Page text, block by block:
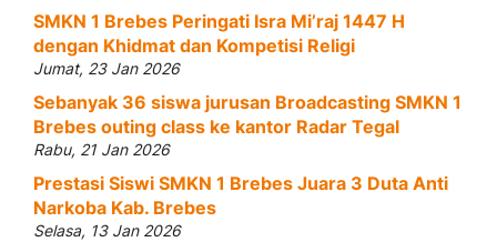
SMKN 1 Brebes Peringati Isra Mi’raj 1447 H
dengan Khidmat dan Kompetisi Religi
Jumat, 23 Jan 2026
Sebanyak 36 siswa jurusan Broadcasting SMKN 1
Brebes outing class ke kantor Radar Tegal
Rabu, 21 Jan 2026
Prestasi Siswi SMKN 1 Brebes Juara 3 Duta Anti
Narkoba Kab. Brebes
Selasa, 13 Jan 2026